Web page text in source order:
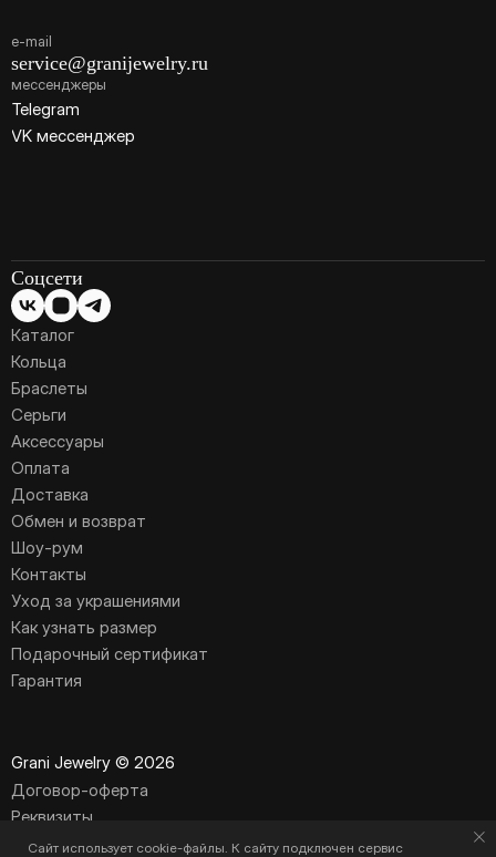
Сайт использует cookie-файлы. К cайту подключен сервис
e-mail
service@granijewelry.ru
мессенджеры
Telegram
VK мессенджер
Соцсети
Каталог
Кольца
Браслеты
Серьги
Аксессуары
Оплата
Доставка
Обмен и возврат
Шоу-рум
Контакты
Уход за украшениями
Как узнать размер
Подарочный сертификат
Гарантия
Grani Jewelry © 2026
Договор-оферта
Реквизиты
Политика обработки персональных данных